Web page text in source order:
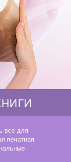
все для
печатная